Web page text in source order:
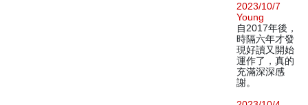
2023/10/7
Young
自2017年後，
時隔六年才發
現好讀又開始
運作了，真的
充滿深深感
謝。